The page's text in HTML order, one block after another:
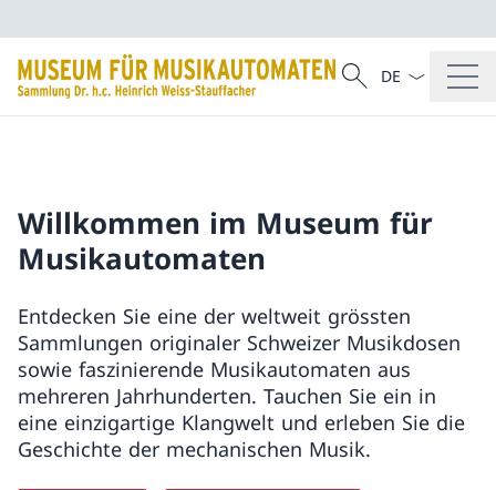
Suche
Suche
Sprach
Willkommen im Museum für
Musikautomaten
Entdecken Sie eine der weltweit grössten
Sammlungen originaler Schweizer Musikdosen
sowie faszinierende Musikautomaten aus
mehreren Jahrhunderten. Tauchen Sie ein in
eine einzigartige Klangwelt und erleben Sie die
Geschichte der mechanischen Musik.